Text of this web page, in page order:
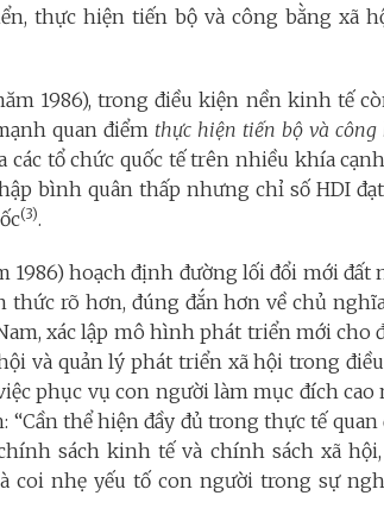
thực hiện tiến bộ và công bằng xã
1986), trong điều kiện nền kinh tế
quan điểm thực hiện tiến bộ và công
các tổ chức quốc tế trên nhiều khía
bình quân thấp nhưng chỉ số HDI
(3).
1986) hoạch định đường lối đổi mới đất
thức rõ hơn, đúng đắn hơn về chủ
xác lập mô hình phát triển mới cho
và quản lý phát triển xã hội trong
phục vụ con người làm mục đích
“Cần thể hiện đầy đủ trong thực tế
sách kinh tế và chính sách xã
coi nhẹ yếu tố con người trong sự